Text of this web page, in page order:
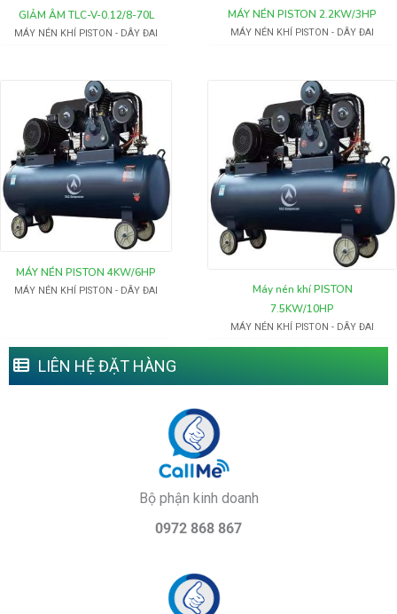
GIẢM ÂM TLC-V-0.12/8-70L
MÁY NÉN KHÍ PISTON - DÂY ĐAI
MÁY NÉN PISTON 2.2KW/3HP
MÁY NÉN KHÍ PISTON - DÂY ĐAI
MÁY NÉN PISTON 4KW/6HP
MÁY NÉN KHÍ PISTON - DÂY ĐAI
Máy nén khí PISTON
7.5KW/10HP
MÁY NÉN KHÍ PISTON - DÂY ĐAI
LIÊN HỆ ĐẶT HÀNG
Bộ phận kinh doanh
0972 868 867